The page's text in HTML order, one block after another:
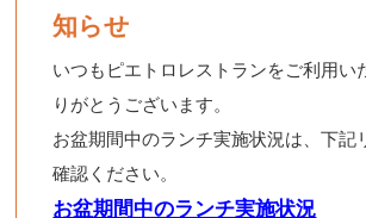
知らせ
いつもピエトロレストランをご利用い
りがとうございます。
お盆期間中のランチ実施状況は、下記
確認ください。
お盆期間中のランチ実施状況